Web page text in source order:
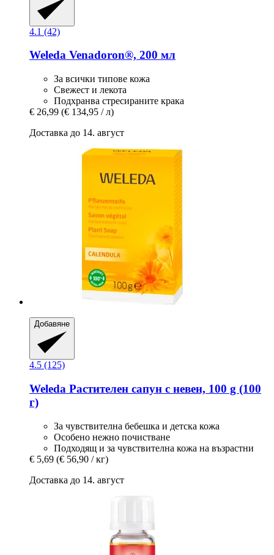
4.1 (42)
Weleda Venadoron®, 200 мл
За всички типове кожа
Свежест и лекота
Подхранва стресираните крака
€ 26,99 (€ 134,95 / л)
Доставка до 14. август
Добавяне
4.5 (125)
Weleda Растителен сапун с невен, 100 g (100
г)
За чувствителна бебешка и детска кожа
Особено нежно почистване
Подходящ и за чувствителна кожа на възрастни
€ 5,69 (€ 56,90 / кг)
Доставка до 14. август